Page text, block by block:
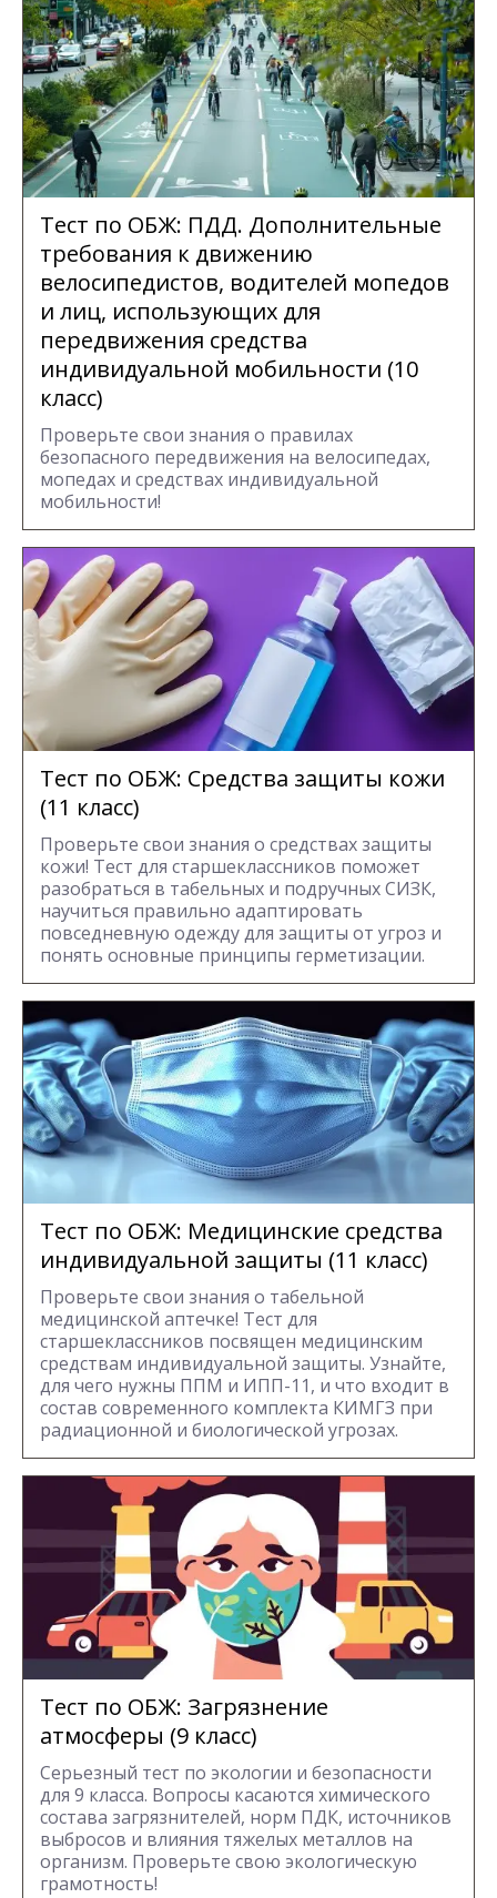
Тест по ОБЖ: ПДД. Дополнительные
требования к движению
велосипедистов, водителей мопедов
и лиц, использующих для
передвижения средства
индивидуальной мобильности (10
класс)
Проверьте свои знания о правилах
безопасного передвижения на велосипедах,
мопедах и средствах индивидуальной
мобильности!
Тест по ОБЖ: Средства защиты кожи
(11 класс)
Проверьте свои знания о средствах защиты
кожи! Тест для старшеклассников поможет
разобраться в табельных и подручных СИЗК,
научиться правильно адаптировать
повседневную одежду для защиты от угроз и
понять основные принципы герметизации.
Тест по ОБЖ: Медицинские средства
индивидуальной защиты (11 класс)
Проверьте свои знания о табельной
медицинской аптечке! Тест для
старшеклассников посвящен медицинским
средствам индивидуальной защиты. Узнайте,
для чего нужны ППМ и ИПП-11, и что входит в
состав современного комплекта КИМГЗ при
радиационной и биологической угрозах.
Тест по ОБЖ: Загрязнение
атмосферы (9 класс)
Серьезный тест по экологии и безопасности
для 9 класса. Вопросы касаются химического
состава загрязнителей, норм ПДК, источников
выбросов и влияния тяжелых металлов на
организм. Проверьте свою экологическую
грамотность!